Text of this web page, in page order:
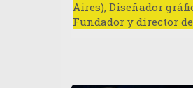
Aires), Diseñador
Fundador y director de